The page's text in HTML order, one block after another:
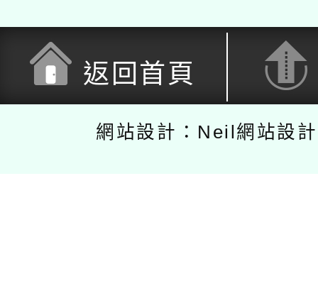
返回首頁
網站設計：Neil網站設